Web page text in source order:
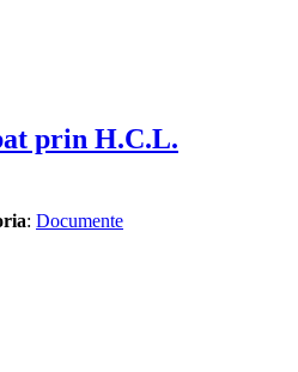
prin H.C.L.
: Documente